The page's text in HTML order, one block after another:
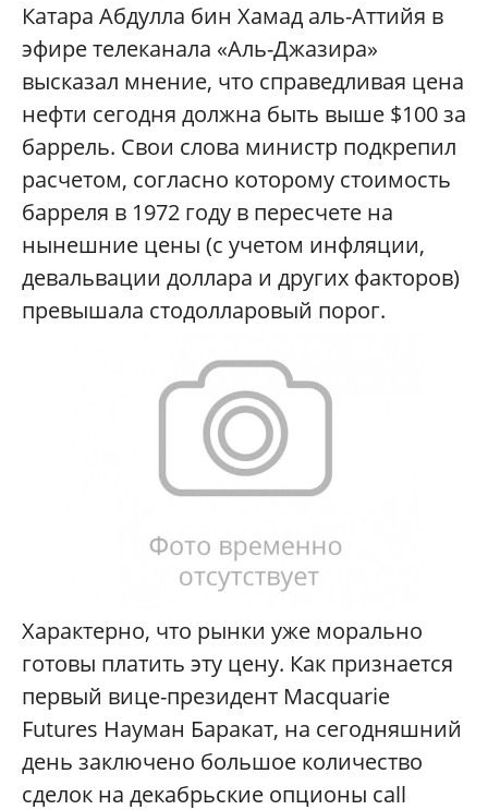
Катара Абдулла бин Хамад аль-Аттийя в
эфире телеканала «Аль-Джазира»
высказал мнение, что справедливая цена
нефти сегодня должна быть выше $100 за
баррель. Свои слова министр подкрепил
расчетом, согласно которому стоимость
барреля в 1972 году в пересчете на
нынешние цены (с учетом инфляции,
девальвации доллара и других факторов)
превышала стодолларовый порог.
Характерно, что рынки уже морально
готовы платить эту цену. Как признается
первый вице-президент Macquarie
Futures Науман Баракат, на сегодняшний
день заключено большое количество
сделок на декабрьские опционы call